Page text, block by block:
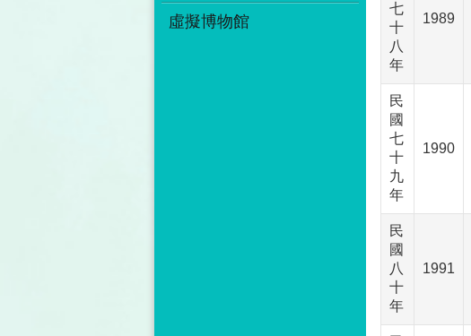
虛擬博物館
七
十
八
年
1989
民
國
七
十
九
年
1990
民
國
八
十
年
1991